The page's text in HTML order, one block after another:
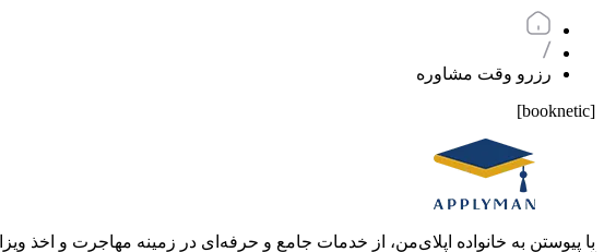
رزرو وقت مشاوره
[booknetic]
با پیوستن به خانواده اپلای‌من، از خدمات جامع و حرفه‌ای در زمینه مهاجرت و اخذ